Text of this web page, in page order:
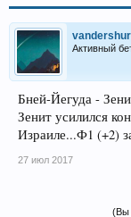
Активный
Бней-Йегуда -
Зенит усилился
Израиле...Ф1 (+2)
27 июл 2017
(Вы